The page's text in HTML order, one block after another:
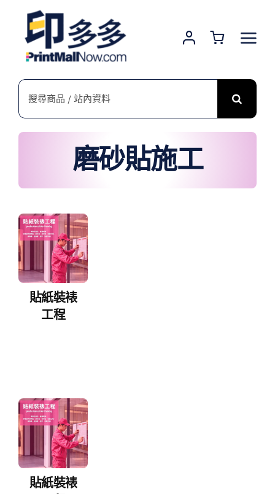
content
搜
磨砂貼施工
貼紙裝裱
工程
貼紙裝裱